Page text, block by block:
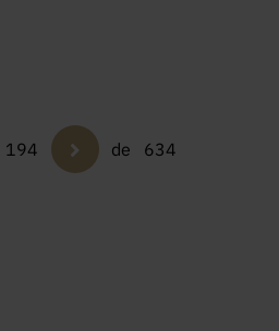
194 de 634